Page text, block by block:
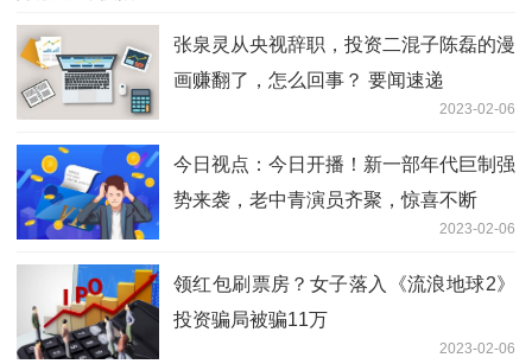
张泉灵从央视辞职，投资二混子陈磊的漫
画赚翻了，怎么回事？ 要闻速递
2023-02-06
今日视点：今日开播！新一部年代巨制强
势来袭，老中青演员齐聚，惊喜不断
2023-02-06
领红包刷票房？女子落入《流浪地球2》
投资骗局被骗11万
2023-02-06